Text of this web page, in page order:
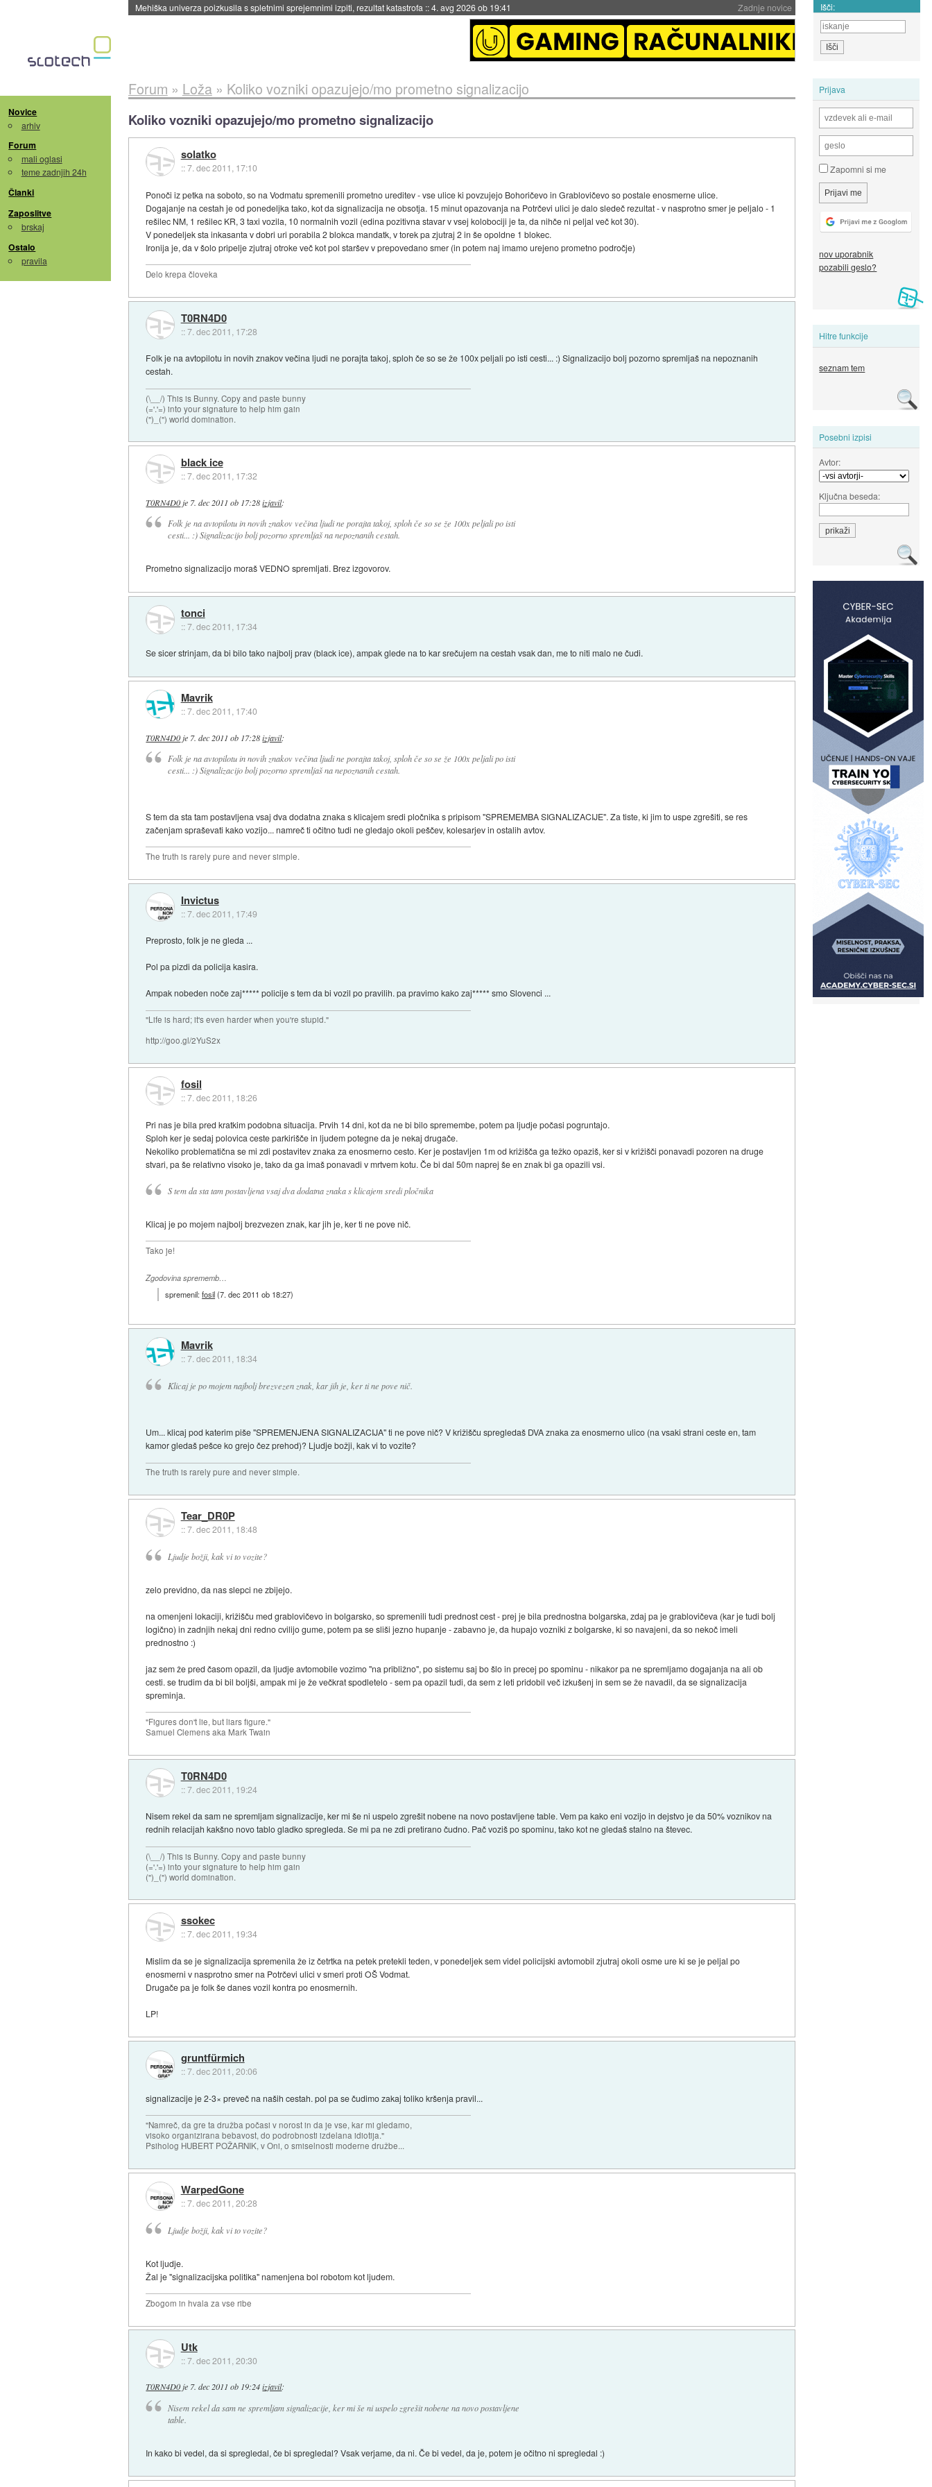
Zadnje novice
Evropska vesoljska agencija razvija svojo raketo za večkratno uporabo::4. avg 2026 ob 19:41 Išči:
Novice
arhiv
Forum
mali oglasi
teme zadnjih 24h
Članki
Zaposlitve
brskaj
Ostalo
pravila
Prijava
Zapomni si me
nov uporabnik
pozabili geslo?
Hitre funkcije
seznam tem
Posebni izpisi
Avtor:
Ključna beseda:
Forum » Loža» Koliko vozniki opazujejo/mo prometno signalizacijo
Koliko vozniki opazujejo/mo prometno signalizacijo
solatko
::7. dec 2011, 17:10
Ponoči iz petka na soboto, so na Vodmatu spremenili prometno ureditev - vse ulice ki povzujejo Bohoričevo in Grablovičevo so postale enosmerne ulice.
Dogajanje na cestah je od ponedeljka tako, kot da signalizacija ne obsotja. 15 minut opazovanja na Potrčevi ulici je dalo sledeč rezultat - v nasprotno smer je peljalo - 1
rešilec NM, 1 rešilec KR, 3 taxi vozila, 10 normalnih vozil (edina pozitivna stavar v vsej kolobociji je ta, da nihče ni peljal več kot 30).
V ponedeljek sta inkasanta v dobri uri porabila 2 blokca mandatk, v torek pa zjutraj 2 in še opoldne 1 blokec.
Ironija je, da v šolo pripelje zjutraj otroke več kot pol staršev v prepovedano smer (in potem naj imamo urejeno prometno področje)
Delo krepa človeka
T0RN4D0
::7. dec 2011, 17:28
Folk je na avtopilotu in novih znakov večina ljudi ne porajta takoj, sploh če so se že 100x peljali po isti cesti... :) Signalizacijo bolj pozorno spremljaš na nepoznanih
cestah.
(\__/) This is Bunny. Copy and paste bunny
(='.'=) into your signature to help him gain
(")_(") world domination.
black ice
::7. dec 2011, 17:32
T0RN4D0 je 7. dec 2011 ob 17:28 izjavil:
Folk je na avtopilotu in novih znakov večina ljudi ne porajta takoj, sploh če so se že 100x peljali po isti
cesti... :) Signalizacijo bolj pozorno spremljaš na nepoznanih cestah.
Prometno signalizacijo moraš VEDNO spremljati. Brez izgovorov.
tonci
::7. dec 2011, 17:34
Se sicer strinjam, da bi bilo tako najbolj prav (black ice), ampak glede na to kar srečujem na cestah vsak dan, me to niti malo ne čudi.
Mavrik
::7. dec 2011, 17:40
T0RN4D0 je 7. dec 2011 ob 17:28 izjavil:
Folk je na avtopilotu in novih znakov večina ljudi ne porajta takoj, sploh če so se že 100x peljali po isti
cesti... :) Signalizacijo bolj pozorno spremljaš na nepoznanih cestah.
S tem da sta tam postavljena vsaj dva dodatna znaka s klicajem sredi pločnika s pripisom "SPREMEMBA SIGNALIZACIJE". Za tiste, ki jim to uspe zgrešiti, se res
začenjam spraševati kako vozijo... namreč ti očitno tudi ne gledajo okoli peščev, kolesarjev in ostalih avtov.
The truth is rarely pure and never simple.
Invictus
::7. dec 2011, 17:49
Preprosto, folk je ne gleda ...
Pol pa pizdi da policija kasira.
Ampak nobeden noče zaj***** policije s tem da bi vozil po pravilih. pa pravimo kako zaj***** smo Slovenci ...
"Life is hard; it's even harder when you're stupid."
http://goo.gl/2YuS2x
fosil
::7. dec 2011, 18:26
Pri nas je bila pred kratkim podobna situacija. Prvih 14 dni, kot da ne bi bilo spremembe, potem pa ljudje počasi pogruntajo.
Sploh ker je sedaj polovica ceste parkirišče in ljudem potegne da je nekaj drugače.
Nekoliko problematična se mi zdi postavitev znaka za enosmerno cesto. Ker je postavljen 1m od križišča ga težko opaziš, ker si v križišči ponavadi pozoren na druge
stvari, pa še relativno visoko je, tako da ga imaš ponavadi v mrtvem kotu. Če bi dal 50m naprej še en znak bi ga opazili vsi.
S tem da sta tam postavljena vsaj dva dodatna znaka s klicajem sredi pločnika
Klicaj je po mojem najbolj brezvezen znak, kar jih je, ker ti ne pove nič.
Tako je!
Zgodovina sprememb…
spremenil:fosil(7. dec 2011 ob 18:27)
Mavrik
::7. dec 2011, 18:34
Klicaj je po mojem najbolj brezvezen znak, kar jih je, ker ti ne pove nič.
Um... klicaj pod katerim piše "SPREMENJENA SIGNALIZACIJA" ti ne pove nič? V križišču spregledaš DVA znaka za enosmerno ulico (na vsaki strani ceste en, tam
kamor gledaš pešce ko grejo čez prehod)? Ljudje božji, kak vi to vozite?
The truth is rarely pure and never simple.
Tear_DR0P
::7. dec 2011, 18:48
Ljudje božji, kak vi to vozite?
zelo previdno, da nas slepci ne zbijejo.
na omenjeni lokaciji, križišču med grablovičevo in bolgarsko, so spremenili tudi prednost cest - prej je bila prednostna bolgarska, zdaj pa je grablovičeva (kar je tudi bolj
logično) in zadnjih nekaj dni redno cvilijo gume, potem pa se sliši jezno hupanje - zabavno je, da hupajo vozniki z bolgarske, ki so navajeni, da so nekoč imeli
prednostno :)
jaz sem že pred časom opazil, da ljudje avtomobile vozimo "na približno", po sistemu saj bo šlo in precej po spominu - nikakor pa ne spremljamo dogajanja na ali ob
cesti. se trudim da bi bil boljši, ampak mi je že večkrat spodletelo - sem pa opazil tudi, da sem z leti pridobil več izkušenj in sem se že navadil, da se signalizacija
spreminja.
"Figures don't lie, but liars figure."
Samuel Clemens aka Mark Twain
T0RN4D0
::7. dec 2011, 19:24
Nisem rekel da sam ne spremljam signalizacije, ker mi še ni uspelo zgrešit nobene na novo postavljene table. Vem pa kako eni vozijo in dejstvo je da 50% voznikov na
rednih relacijah kakšno novo tablo gladko spregleda. Se mi pa ne zdi pretirano čudno. Pač voziš po spominu, tako kot ne gledaš stalno na števec.
(\__/) This is Bunny. Copy and paste bunny
(='.'=) into your signature to help him gain
(")_(") world domination.
ssokec
::7. dec 2011, 19:34
Mislim da se je signalizacija spremenila že iz četrtka na petek pretekli teden, v ponedeljek sem videl policijski avtomobil zjutraj okoli osme ure ki se je peljal po
enosmerni v nasprotno smer na Potrčevi ulici v smeri proti OŠ Vodmat.
Drugače pa je folk še danes vozil kontra po enosmernih.
LP!
gruntfürmich
::7. dec 2011, 20:06
signalizacije je 2-3× preveč na naših cestah. pol pa se čudimo zakaj toliko kršenja pravil...
"Namreč, da gre ta družba počasi v norost in da je vse, kar mi gledamo,
visoko organizirana bebavost, do podrobnosti izdelana idiotija."
Psiholog HUBERT POŽARNIK, v Oni, o smiselnosti moderne družbe...
WarpedGone
::7. dec 2011, 20:28
Ljudje božji, kak vi to vozite?
Kot ljudje.
Žal je "signalizacijska politika" namenjena bol robotom kot ljudem.
Zbogom in hvala za vse ribe
Utk
::7. dec 2011, 20:30
T0RN4D0je 7. dec 2011 ob 19:24 izjavil:
Nisem rekel da sam ne spremljam signalizacije, ker mi še ni uspelo zgrešit nobene na novo postavljene
table.
In kako bi vedel, da si spregledal, če bi spregledal? Vsak verjame, da ni. Če bi vedel, da je, potem je očitno ni spregledal :)